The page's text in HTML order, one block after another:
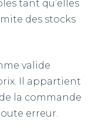
tant qu’elles
des stocks
valide
Il appartient
la commande
erreur.